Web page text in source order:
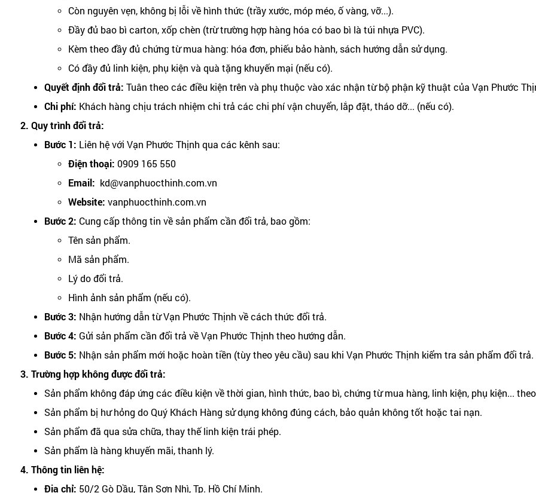
MÁY RỬA CHÉN
LÒ NƯỚNG - LÒ VI SÓNG
CHẬU RỬA CHÉN BÁT
VÒI RỬA CHÉN BÁT
MÁY LỌC NƯỚC
PHỤ KIỆN TỦ BẾP
ĐỒ GIA DỤNG
Còn nguyên vẹn, không bị lỗi về hình thức (trầy xước, móp méo, ố vàng, vỡ...).
Đầy đủ bao bì carton, xốp chèn (trừ trường hợp hàng hóa có bao bì là túi nhựa PVC).
Kèm theo đầy đủ chứng từ mua hàng: hóa đơn, phiếu bảo hành, sách hướng dẫn sử dụng.
Có đầy đủ linh kiện, phụ kiện và quà tặng khuyến mại (nếu có).
Quyết định đổi trả: Tuân theo các điều kiện trên và phụ thuộc vào xác nhận từ bộ phận kỹ thuật của Vạn Phước
Chi phí: Khách hàng chịu trách nhiệm chi trả các chi phí vận chuyển, lắp đặt, tháo dỡ... (nếu có).
2. Quy trình đổi trả:
Bước 1: Liên hệ với Vạn Phước Thịnh qua các kênh sau:
Điện thoại: 0909 165 550
Email: kd@vanphuocthinh.com.vn
Website: vanphuocthinh.com.vn
Bước 2: Cung cấp thông tin về sản phẩm cần đổi trả, bao gồm:
Tên sản phẩm.
Mã sản phẩm.
Lý do đổi trả.
Hình ảnh sản phẩm (nếu có).
Bước 3: Nhận hướng dẫn từ Vạn Phước Thịnh về cách thức đổi trả.
Bước 4: Gửi sản phẩm cần đổi trả về Vạn Phước Thịnh theo hướng dẫn.
Bước 5: Nhận sản phẩm mới hoặc hoàn tiền (tùy theo yêu cầu) sau khi Vạn Phước Thịnh kiểm tra sản phẩm đổi trả.
3. Trường hợp không được đổi trả:
Sản phẩm không đáp ứng các điều kiện về thời gian, hình thức, bao bì, chứng từ mua hàng, linh kiện, phụ kiện...
Sản phẩm bị hư hỏng do Quý Khách Hàng sử dụng không đúng cách, bảo quản không tốt hoặc tai nạn.
Sản phẩm đã qua sửa chữa, thay thế linh kiện trái phép.
Sản phẩm là hàng khuyến mãi, thanh lý.
4. Thông tin liên hệ:
Địa chỉ: 50/2 Gò Dầu, Tân Sơn Nhì, Tp. Hồ Chí Minh.